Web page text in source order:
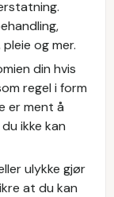
og mer.
din hvis
regel i form
er ment å
ikke kan
ulykke gjør
at du kan